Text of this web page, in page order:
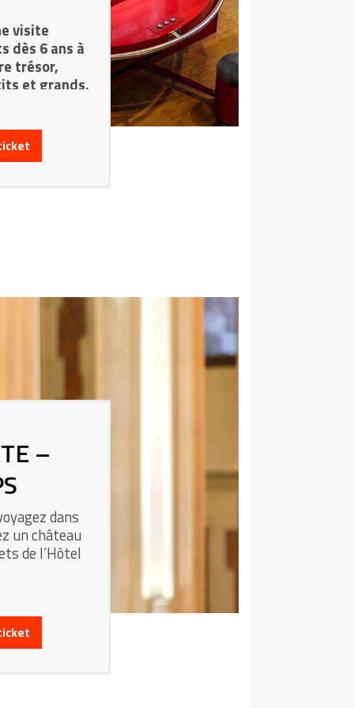
visite
dès 6 ans à
trésor,
et grands.
–
dans
un château
de l’Hôtel